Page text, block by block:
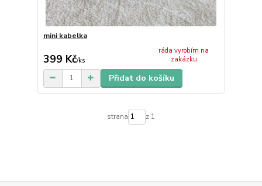
mini kabelka
399 Kč/ks
ráda vyrobím na
zakázku
Přidat do košíku
strana z 1